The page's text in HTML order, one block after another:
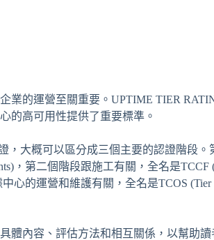
業的運營至關重要。UPTIME TIER
的高可用性提供了重要標準。
，大概可以區分成三個主要的認證階段
，第二個階段跟施工有關，全名是TCCF
心的運營和維護有關，全名是TCOS (Tier
體內容、評估方法和相互關係，以幫助